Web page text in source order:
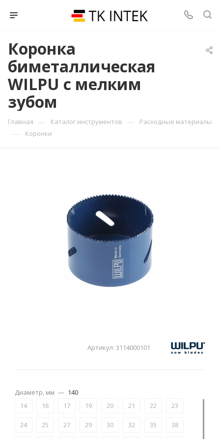
Коронка
биметаллическая
WILPU с мелким
зубом
Главная — Каталог инструментов — Расходные материалы
— Коронки
Артикул: 3114000101
Диаметр, мм — 140
14
16 17 19 20 21 22 23
24 25 27 29 30 32 35 38